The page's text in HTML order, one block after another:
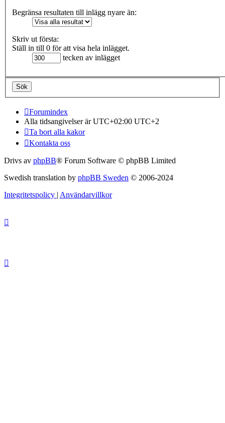
Begränsa resultaten till inlägg nyare än:
Skriv ut första:
Ställ in till 0 för att visa hela inlägget.
tecken av inlägget
Forumindex
Alla tidsangivelser är UTC+02:00 UTC+2
Ta bort alla kakor
Kontakta oss
Drivs av phpBB® Forum Software © phpBB Limited
Swedish translation by phpBB Sweden © 2006-2024
Integritetspolicy | Användarvillkor